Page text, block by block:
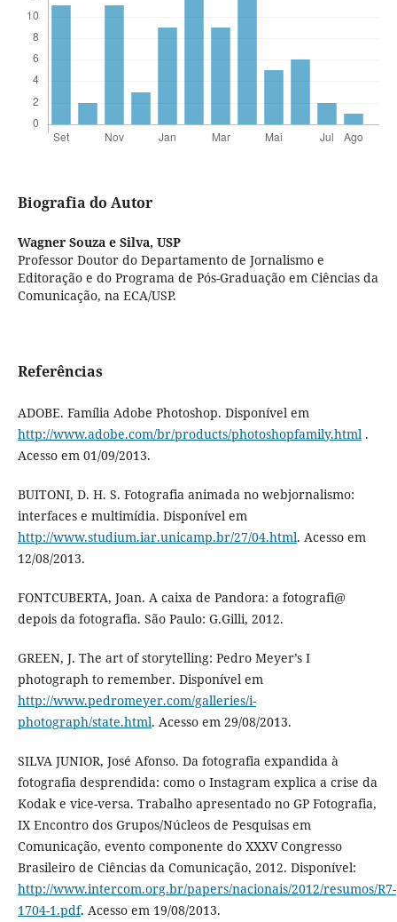
Biografia do Autor
Wagner Souza e Silva, USP
Professor Doutor do Departamento de Jornalismo e
Editoração e do Programa de Pós-Graduação em Ciências da
Comunicação, na ECA/USP.
Referências
ADOBE. Família Adobe Photoshop. Disponível em
http://www.adobe.com/br/products/photoshopfamily.html.
Acesso em 01/09/2013.
BUITONI, D. H. S. Fotografia animada no webjornalismo:
interfaces e multimídia. Disponível em
http://www.studium.iar.unicamp.br/27/04.html. Acesso em
12/08/2013.
FONTCUBERTA, Joan. A caixa de Pandora: a fotografi@
depois da fotografia. São Paulo: G.Gilli, 2012.
GREEN, J. The art of storytelling: Pedro Meyer’s I
photograph to remember. Disponível em
http://www.pedromeyer.com/galleries/i-
photograph/state.html. Acesso em 29/08/2013.
SILVA JUNIOR, José Afonso. Da fotografia expandida à
fotografia desprendida: como o Instagram explica a crise da
Kodak e vice-versa. Trabalho apresentado no GP Fotografia,
IX Encontro dos Grupos/Núcleos de Pesquisas em
Comunicação, evento componente do XXXV Congresso
Brasileiro de Ciências da Comunicação, 2012. Disponível:
http://www.intercom.org.br/papers/nacionais/2012/resumos/R7-
1704-1.pdf. Acesso em 19/08/2013.